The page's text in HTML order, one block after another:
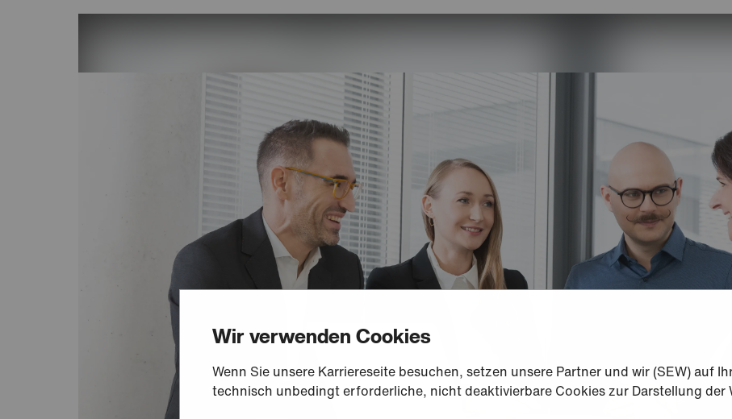
Wir verwenden Cookies
Wenn Sie unsere Karriereseite besuchen, setzen unsere Partner und wir (SEW) auf
technisch unbedingt erforderliche, nicht deaktivierbare Cookies zur Darstellung der